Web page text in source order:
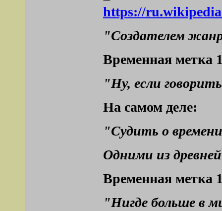
https://
"Создателем
Временная метка
"Ну, если
На самом деле:
"Судить о
Одними из
Временная метка
"Нигде больше в